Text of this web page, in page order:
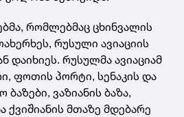
რომლებმაც ცხინვალის
რუსული ავიაციის
დაიხიეს. რუსულმა ავიაციამ
ფოთის პორტი, სენაკის და
ვაზიანის ბაზა,
ქვიშიანის მთაზე მდებარე